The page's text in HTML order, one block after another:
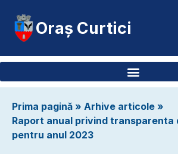
Oraș Curtici
Prima pagină » Arhive articole »
Raport anual privind transparenta
pentru anul 2023